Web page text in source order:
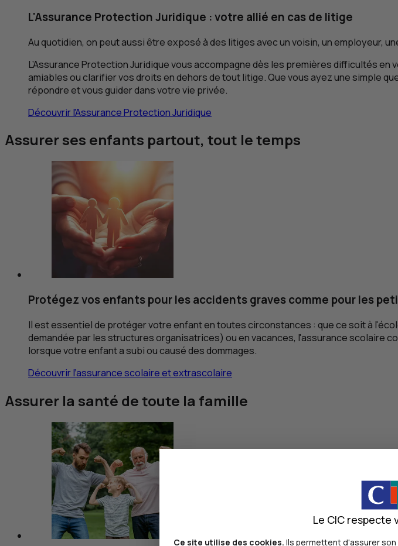
L'Assurance Protection Juridique : votre allié en cas de litige
Au quotidien, on peut aussi être exposé à des litiges avec un voisin, un employeur,
L’Assurance Protection Juridique vous accompagne dès les premières difficultés
amiables ou clarifier vos droits en dehors de tout litige. Que vous ayez une simple
répondre et vous guider dans votre vie privée.
Découvrir l'Assurance Protection Juridique
Assurer ses enfants partout, tout le temps
Protégez vos enfants pour les accidents graves comme pour les
Il est essentiel de protéger votre enfant en toutes circonstances : que ce soit à
demandée par les structures organisatrices) ou en vacances, l'assurance scolaire
lorsque votre enfant a subi ou causé des dommages.
Découvrir l’assurance scolaire et extrascolaire
Assurer la santé de toute la famille
Le CIC respecte
Ce site utilise des cookies. Ils permettent d'assurer